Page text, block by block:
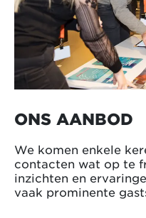
ONS AANBOD
We komen enkele
contacten wat op te
inzichten en
vaak prominente